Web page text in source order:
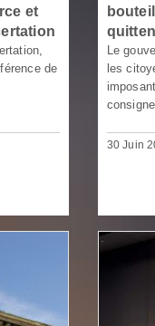
et
de
Le
les
30 Juin